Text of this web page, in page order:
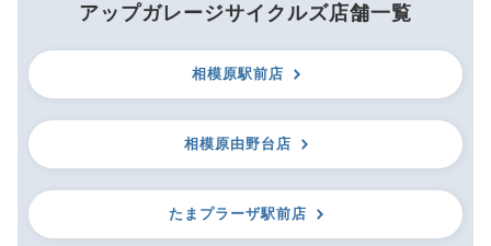
アップガレージサイクルズ店舗一覧
相模原駅前店
相模原由野台店
たまプラーザ駅前店